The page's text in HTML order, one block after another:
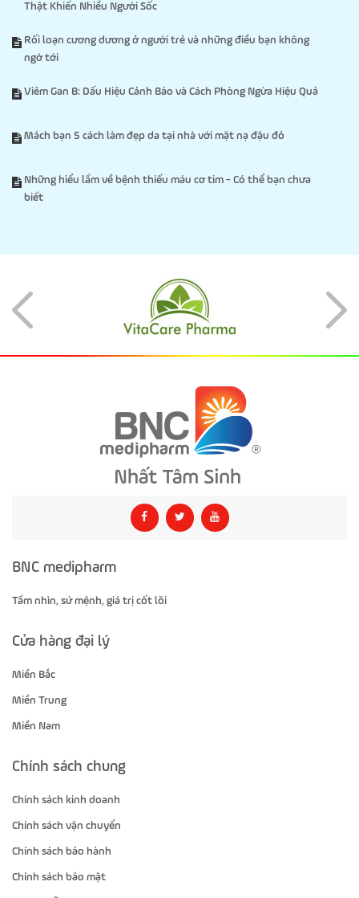
Thật Khiến Nhiều Người Sốc
Rối loạn cương dương ở người trẻ và những điều bạn không
ngờ tới
Viêm Gan B: Dấu Hiệu Cảnh Báo và Cách Phòng Ngừa Hiệu Quả
Mách bạn 5 cách làm đẹp da tại nhà với mặt nạ đậu đỏ
Những hiểu lầm về bệnh thiếu máu cơ tim - Có thể bạn chưa
biết
BNC medipharm
Tầm nhìn, sứ mệnh, giá trị cốt lõi
Cửa hàng đại lý
Miền Bắc
Miền Trung
Miền Nam
Chính sách chung
Chính sách kinh doanh
Chính sách vận chuyển
Chính sách bảo hành
Chính sách bảo mật